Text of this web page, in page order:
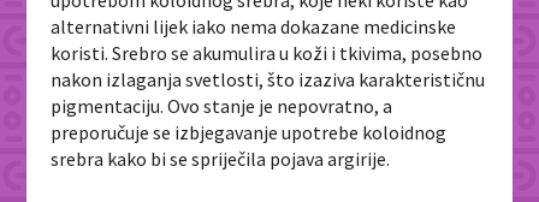
alternativni lijek iako nema dokazane medicinske
koristi. Srebro se akumulira u koži i tkivima, posebno
nakon izlaganja svetlosti, što izaziva karakterističnu
pigmentaciju. Ovo stanje je nepovratno, a
preporučuje se izbjegavanje upotrebe koloidnog
srebra kako bi se spriječila pojava argirije.